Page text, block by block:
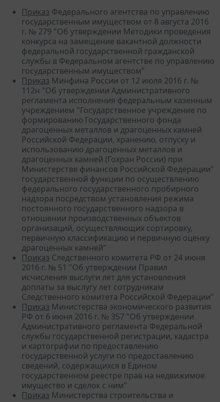
Приказ Федерального агентства по управлению
государственным имуществом от 8 августа 2016
г. № 279 "Об утверждении Методики проведения
конкурса на замещение вакантной должности
федеральной государственной гражданской
службы в Федеральном агентстве по управлению
государственным имуществом"
Приказ Минфина России от 12 июля 2016 г. №
112н "Об утверждении Административного
регламента исполнения федеральным казенным
учреждением "Государственное учреждение по
формированию Государственного фонда
драгоценных металлов и драгоценных камней
Российской Федерации, хранению, отпуску и
использованию драгоценных металлов и
драгоценных камней (Гохран России) при
Министерстве финансов Российской Федерации"
государственной функции по осуществлению
федерального государственного пробирного
надзора посредством установления режима
постоянного государственного надзора в
отношении производственных объектов
организаций, осуществляющих сортировку,
первичную классификацию и первичную оценку
драгоценных камней"
Приказ Следственного комитета РФ от 24 июня
2016 г. № 51 "Об утверждении Правил
исчисления выслуги лет для установления
доплаты за выслугу лет сотрудникам
Следственного комитета Российской Федерации"
Приказ Министерства экономического развития
РФ от 6 июня 2016 г. № 357 "Об утверждении
Административного регламента Федеральной
службы государственной регистрации, кадастра
и картографии по предоставлению
государственной услуги по предоставлению
сведений, содержащихся в Едином
государственном реестре прав на недвижимое
имущество и сделок с ним"
Приказ Министерства строительства и